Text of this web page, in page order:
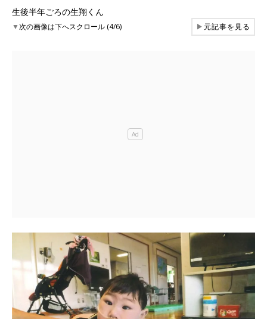
生後半年ごろの生翔くん
▼次の画像は下へスクロール (4/6) ▶元記事を見る